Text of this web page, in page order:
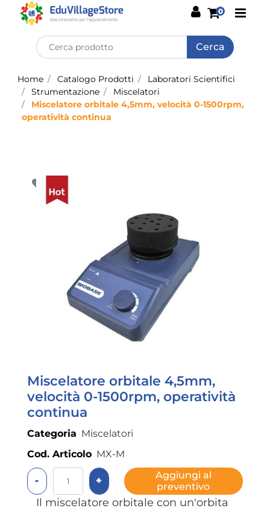
0
Home Catalogo Prodotti
Laboratori Scientifici
Strumentazione
Miscelatori
Miscelatore orbitale 4,5mm, velocità 0-1500rpm,
operatività continua
Miscelatore orbitale 4,5mm,
velocità 0-1500rpm, operatività
continua
Categoria Miscelatori
Cod. Articolo MX-M
Quantità
Aggiungi al
preventivo
Il miscelatore orbitale con un'orbita